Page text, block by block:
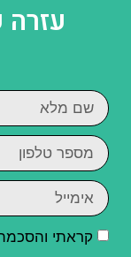
קראתי